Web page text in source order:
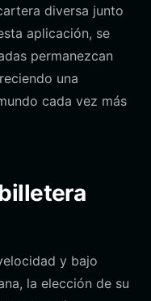
diversa junto
aplicación, se
permanezcan
una
cada vez más
y bajo
la elección de su